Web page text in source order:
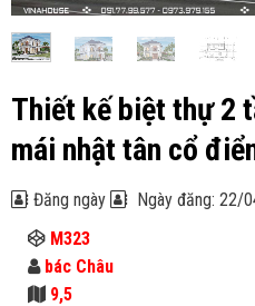
Thiết kế biệt thự 2
mái nhật tân cổ
Đăng ngày Ngày đăng: 22/
M323
bác Châu
9,5